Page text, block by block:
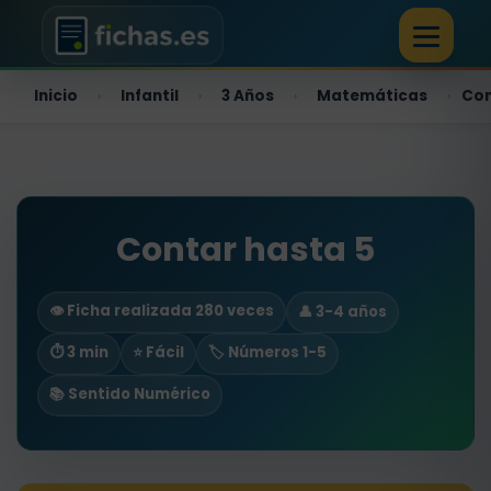
Inicio Infantil 3 Años Matemáticas
Contar hasta 5
👁️ Ficha realizada 280 veces
👤 3-4 años
⏱ 3 min
⭐ Fácil
🏷️ Números 1-5
📚 Sentido Numérico